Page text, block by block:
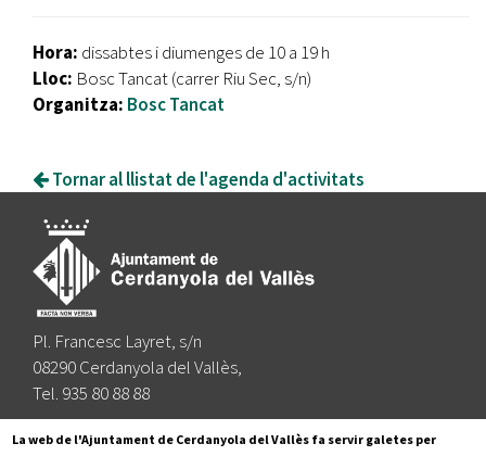
Hora: dissabtes i diumenges de 10 a 19 h
Lloc: Bosc Tancat (carrer Riu Sec, s/n)
Organitza: Bosc Tancat
Tornar al llistat de l'agenda d'activitats
Pl. Francesc Layret, s/n
08290 Cerdanyola del Vallès,
Tel. 935 80 88 88
Segueix-nos a:
La web de l'Ajuntament de Cerdanyola del Vallès fa servir galetes per